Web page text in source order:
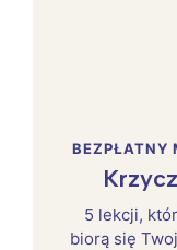
BEZPŁATNY
5 lekcji,
biorą się